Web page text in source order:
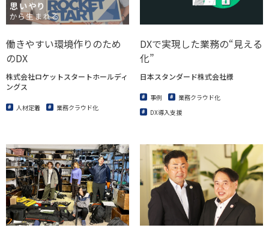
働きやすい環境作りのため
のDX
株式会社ロケットスタートホールディ
ングス
人材定着 業務クラウド化
DXで実現した業務の“見える
化”
日本スタンダード株式会社様
事例
業務クラウド化
DX導入支援